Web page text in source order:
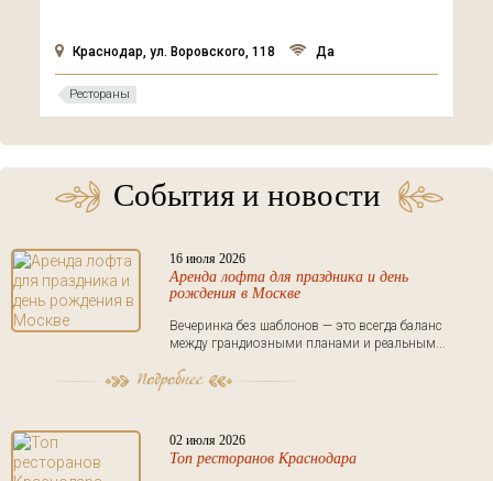
Краснодар, ул. Воровского, 118 Да
Рестораны
События и новости
16 июля 2026
Аренда лофта для праздника и день
рождения в Москве
Вечеринка без шаблонов — это всегда баланс
между грандиозными планами и реальным...
02 июля 2026
Топ ресторанов Краснодара